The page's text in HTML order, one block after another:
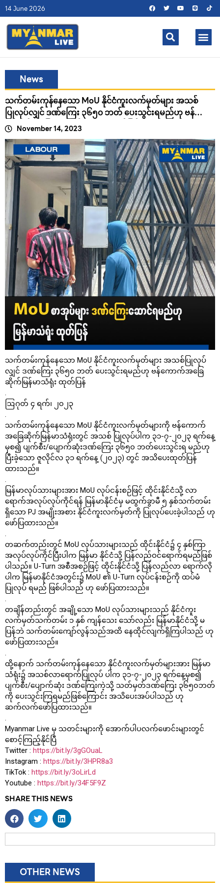
14 June 2026
News
သက်တမ်းကုန်နေသော MoU နိုင်ငံကူးလက်မှတ်များ အသစ်
ပြုလုပ်လျှင် ဒဏ်ကြေး ၃၆၅၀ ဘတ် ပေးသွင်းရမည်ဟု ဗန်
November 14, 2023
သက်တမ်းကုန်နေသော MoU နိုင်ငံကူးလက်မှတ်များ အသစ်ပြုလုပ်
လျှင် ဒဏ်ကြေး ၃၆၅၀ ဘတ် ပေးသွင်းရမည်ဟု ဗန်ကောက်အခြေ
ဆိုက်မြန်မာသံရုံး ထုတ်ပြန်
.
ဩဂုတ် ၄ ရက်၊ ၂၀၂၃
.
သက်တမ်းကုန်နေသော MoU နိုင်ငံကူးလက်မှတ်များကို ဗန်ကောက်
အခြေဆိုက်မြန်မာသံရုံးတွင် အသစ် ပြုလုပ်ပါက ၃၁-၇-၂၀၂၃ ရက်နေ့
မှစ၍ ပျက်စီး/ပျောက်ဆုံးဒဏ်ကြေး ၃၆၅၀ ဘတ်ပေးသွင်းရ မည်ဟု
ပြီးခဲ့သော ဇူလိုင်လ ၃၁ ရက်နေ့ (၂၀၂၃) တွင် အသိပေးထုတ်ပြန်
ထားသည်။
.
မြန်မာလုပ်သားများအား MoU လုပ်ငန်းစဉ်ဖြင့် ထိုင်းနိုင်ငံသို့ လာ
ရောက်အလုပ်လုပ်ကိုင်ရန် မြန်မာနိုင်ငံမှ မထွက်ခွာမီ ၅ နှစ်သက်တမ်း
ရှိသော PJ အမျိုးအစား နိုင်ငံကူးလက်မှတ်ကို ပြုလုပ်ပေးခဲ့ပါသည် ဟု
ဖော်ပြထားသည်။
.
တဆက်တည်းတွင် MoU လုပ်သားများသည် ထိုင်းနိုင်ငံ၌ ၄ နှစ်ကြာ
အလုပ်လုပ်ကိုင်ပြီးပါက မြန်မာ နိုင်ငံသို့ ပြန်လည်ဝင်ရောက်ရမည်ဖြစ်
ပါသည်။ U-Turn အစီအစဉ်ဖြင့် ထိုင်းနိုင်ငံသို့ ပြန်လည်လာ ရောက်လို
ပါက မြန်မာနိုင်ငံအတွင်း၌ MoU ၏ U-Turn လုပ်ငန်းစဉ်ကို ထပ်မံ
ပြုလုပ် ရမည် ဖြစ်ပါသည် ဟု ဖော်ပြထားသည်။
.
တချိန်တည်းတွင် အချို့သော MoU လုပ်သားများသည် နိုင်ငံကူး
လက်မှတ်သက်တမ်း ၁ နှစ် ကျန်သေး သော်လည်း မြန်မာနိုင်ငံသို့ မ
ပြန်ဘဲ သက်တမ်းကျော်လွန်သည်အထိ နေထိုင်လျက်ရှိကြပါသည် ဟု
ဖော်ပြထားသည်။
.
ထို့နောက် သက်တမ်းကုန်နေသော နိုင်ငံကူးလက်မှတ်များအား မြန်မာ
သံရုံး၌ အသစ်လာရောက်ပြုလုပ် ပါက ၃၁-၇-၂၀၂၃ ရက်နေ့မှစ၍
ပျက်စီး/ပျောက်ဆုံး ဒဏ်ကြေးကဲ့သို့ သတ်မှတ်ဒဏ်ကြေး ၃၆၅၀ဘတ်
ကို ပေးသွင်းကြရမည်ဖြစ်ကြောင်း အသိပေးအပ်ပါသည် ဟု
ဆက်လက်ဖော်ပြထားသည်။
.
Myanmar Live မှ သတင်းများကို အောက်ပါပလက်ဖောင်းများတွင်
စောင့်ကြည့်နိုင်ပြီ
Twitter : https://bit.ly/3gGOuaL
Instagram : https://bit.ly/3HPR8a3
TikTok : https://bit.ly/3oLirLd
Youtube : https://bit.ly/34F5F9Z
SHARE THIS NEWS
OTHER NEWS